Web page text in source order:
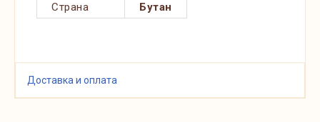
Страна
Бутан
Доставка и оплата